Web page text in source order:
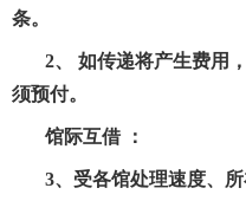
条。
2、 如传递将产生费用
须预付。
馆际互借 ：
3、受各馆处理速度、